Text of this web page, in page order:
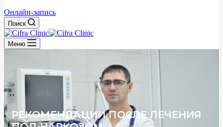
Онлайн-запись
Поиск
Меню
РЕКОМЕНДАЦИИ ПОСЛЕ ЛЕЧЕНИЯ